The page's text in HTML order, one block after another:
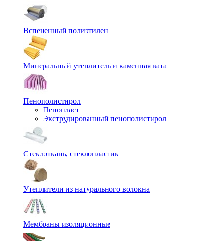
Вспененный полиэтилен
Минеральный утеплитель и каменная вата
Пенополистирол
Пенопласт
Экструдированный пенополистирол
Стеклоткань, стеклопластик
Утеплители из натурального волокна
Мембраны изоляционные